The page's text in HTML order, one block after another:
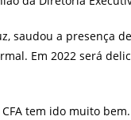
saudou a presença
Em 2022 será
tem ido muito